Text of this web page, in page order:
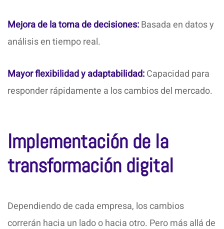
Mejora de la toma de decisiones:Basada en datos y
análisis en tiempo real.
Mayor flexibilidad y adaptabilidad:Capacidad para
responder rápidamente a los cambios del mercado.
Implementación de la
transformación digital
Dependiendo de cada empresa, los cambios
correrán hacia un lado o hacia otro. Pero más allá de